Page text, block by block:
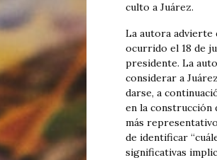
culto a Juárez.
La autora advierte
ocurrido el 18 de
presidente. La
considerar a
darse, a
en la construcción
más
de identificar
significativas